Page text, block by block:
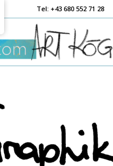
Tel: +43 680 552 71 28